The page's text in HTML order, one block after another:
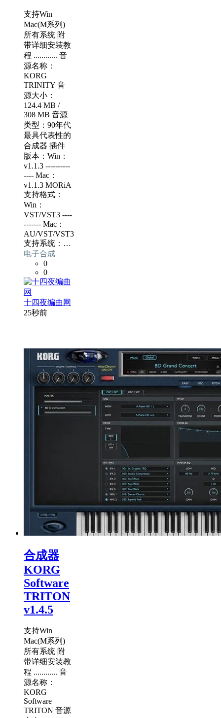
支持Win
Mac(M系列)
所有系统 附
带详细安装教
程 ............ 音
源名称：
KORG
TRINITY 音
源大小：
124.4 MB /
308 MB 音源
类型：90年代
最具代表性的
合成器 插件
版本：Win：
v1.1.3 ----------
---- Mac：
v1.1.3 MORiA
支持格式：
Win：
VST/VST3 ----
------- Mac：
AU/VST/VST3
支持系统：…
电子合成
0
0
十四夜编曲网
25秒前
合成器
KORG
Software
TRITON
v1.4.5
支持Win
Mac(M系列)
所有系统 附
带详细安装教
程 ............ 音
源名称：
KORG
Software
TRITON 音源